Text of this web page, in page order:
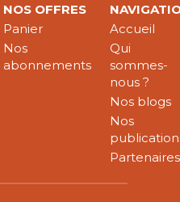
NOS OFFRES
Panier
Nos
abonnements
Accueil
Qui
sommes-
nous ?
Nos blogs
Nos
Partenaires